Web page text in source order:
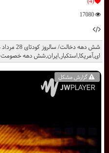
گزارش مشکل
شش دهه
ای,آمریکا,استکبار,ایران,شش دهه خصومت
17080